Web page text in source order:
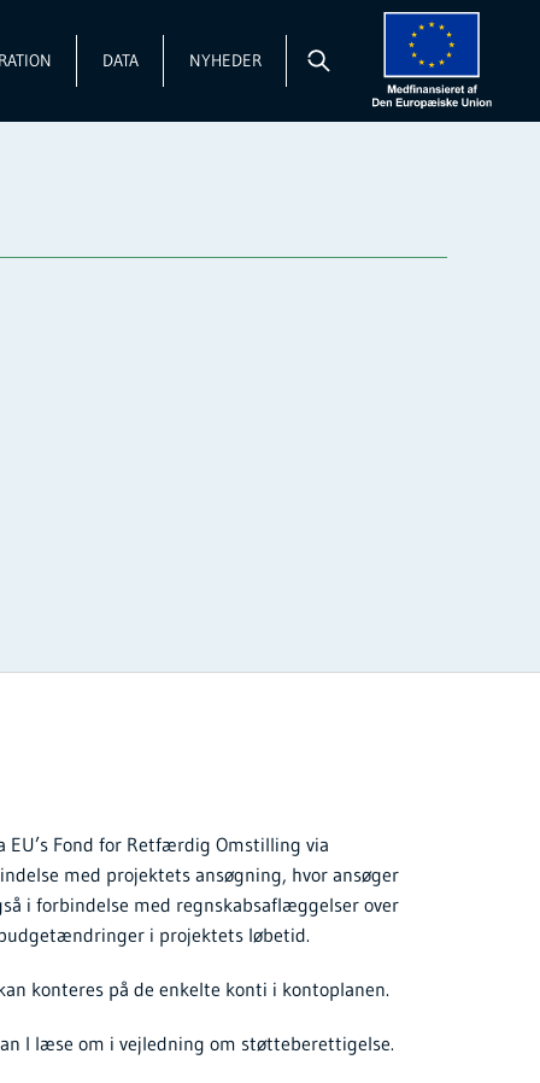
DATA NYHEDER
Fond for Retfærdig Omstilling via
med projektets ansøgning, hvor ansøger
i forbindelse med regnskabsaflæggelser over
i projektets løbetid.
konteres på de enkelte konti i kontoplanen.
I læse om i vejledning om støtteberettigelse.